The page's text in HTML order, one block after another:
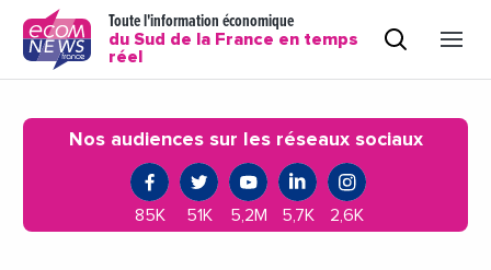
Toute l'information économique
du Sud de la France en temps
réel
Nos audiences sur les réseaux sociaux
85K 51K 5,2M 5,7K 2,6K